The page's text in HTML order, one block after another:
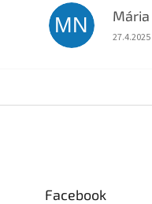
MN
27.4.2025
Facebook